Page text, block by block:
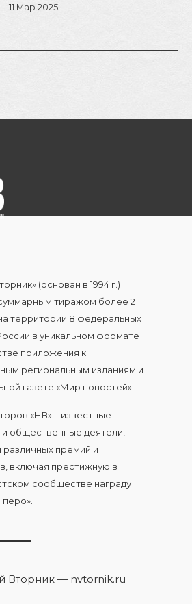
Сер Ал Пона
11 Мар 2025
(основан в 1994 г.)
тиражом более 2
территории 8 федеральных
в уникальном формате
приложения к
региональным изданиям и
газете «Мир новостей».
«НВ» – известные
и общественные деятели,
различных премий и
включая престижную в
сообществе награду
перо».
Вторник — nvtornik.ru